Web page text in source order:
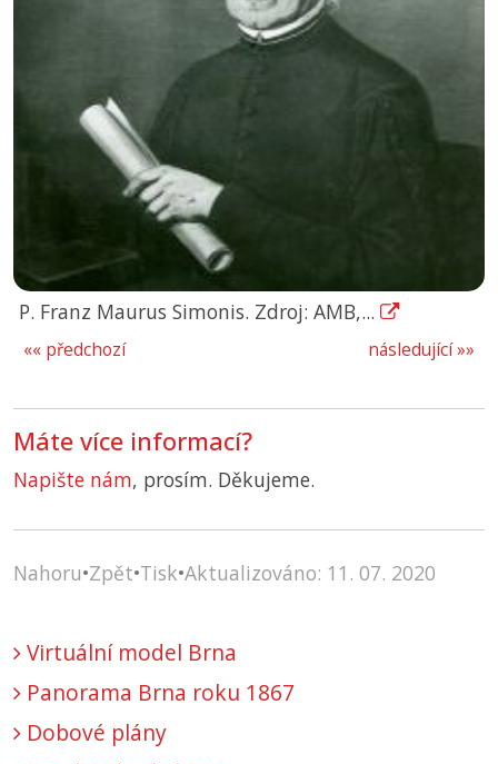
P. Franz Maurus Simonis. Zdroj: AMB,...
následující »»
«« předchozí
Máte více informací?
Napište nám, prosím. Děkujeme.
Nahoru•Zpět•Tisk•Aktualizováno: 11. 07. 2020
Virtuální model Brna
Panorama Brna roku 1867
Dobové plány